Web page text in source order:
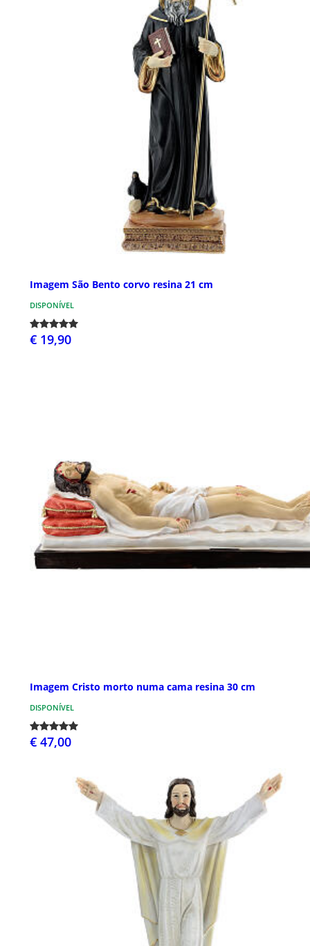
Imagem São Bento corvo resina 21 cm
DISPONÍVEL
€ 19,90
Imagem Cristo morto numa cama resina 30 cm
DISPONÍVEL
€ 47,00